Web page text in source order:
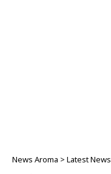
News Aroma > Latest News